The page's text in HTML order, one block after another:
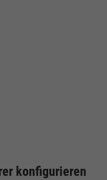
konfigurieren